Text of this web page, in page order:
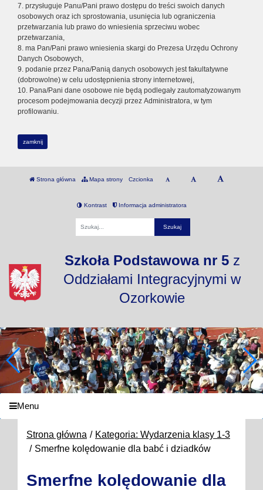
7. przysługuje Panu/Pani prawo dostępu do treści swoich danych
osobowych oraz ich sprostowania, usunięcia lub ograniczenia
przetwarzania lub prawo do wniesienia sprzeciwu wobec
przetwarzania,
8. ma Pan/Pani prawo wniesienia skargi do Prezesa Urzędu Ochrony
Danych Osobowych,
9. podanie przez Pana/Panią danych osobowych jest fakultatywne
(dobrowolne) w celu udostępnienia strony internetowej,
10. Pana/Pani dane osobowe nie będą podlegały zautomatyzowanym
procesom podejmowania decyzji przez Administratora, w tym
profilowaniu.
zamknij
Strona główna Mapa strony Czcionka
Kontrast Informacja administratora
Szkoła Podstawowa nr 5z
Oddziałami Integracyjnymi w
Ozorkowie
Menu
Strona główna
Kategoria: Wydarzenia klasy 1-3
Smerfne kolędowanie dla babć i dziadków
Smerfne kolędowanie dla